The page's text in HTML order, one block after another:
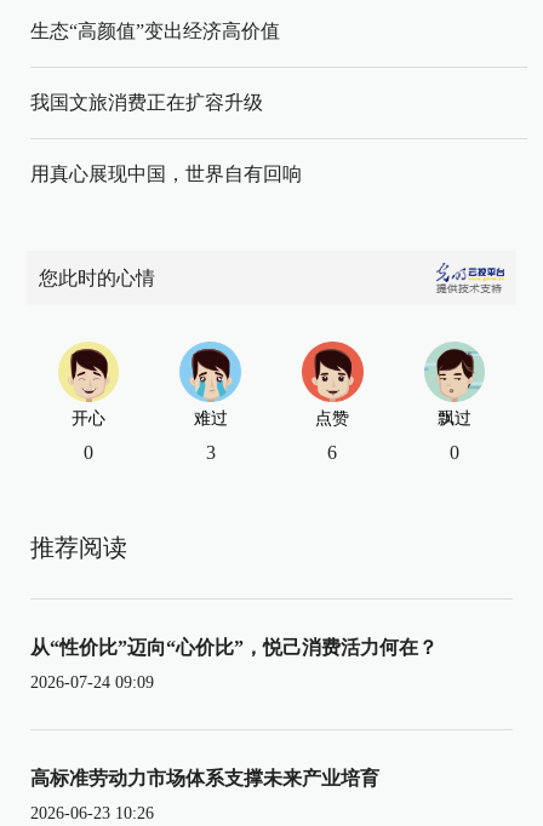
生态“高颜值”变出经济高价值
我国文旅消费正在扩容升级
用真心展现中国，世界自有回响
您此时的心情
开心
0
难过
3
点赞
6
飘过
0
推荐阅读
从“性价比”迈向“心价比”，悦己消费活力何在？
2026-07-24 09:09
高标准劳动力市场体系支撑未来产业培育
2026-06-23 10:26